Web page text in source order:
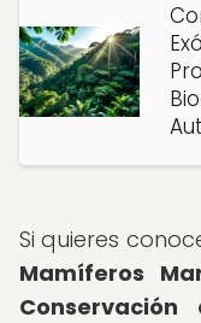
Si quieres
Mamíferos